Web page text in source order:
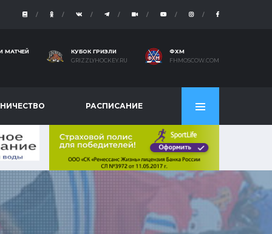
МАТЧЕЙ
КУБОК ГРИЗЛИ
GRIZZLYHOCKEY.RU
ФХМ
FHMOSCOW.COM
РАСПИСАНИЕ